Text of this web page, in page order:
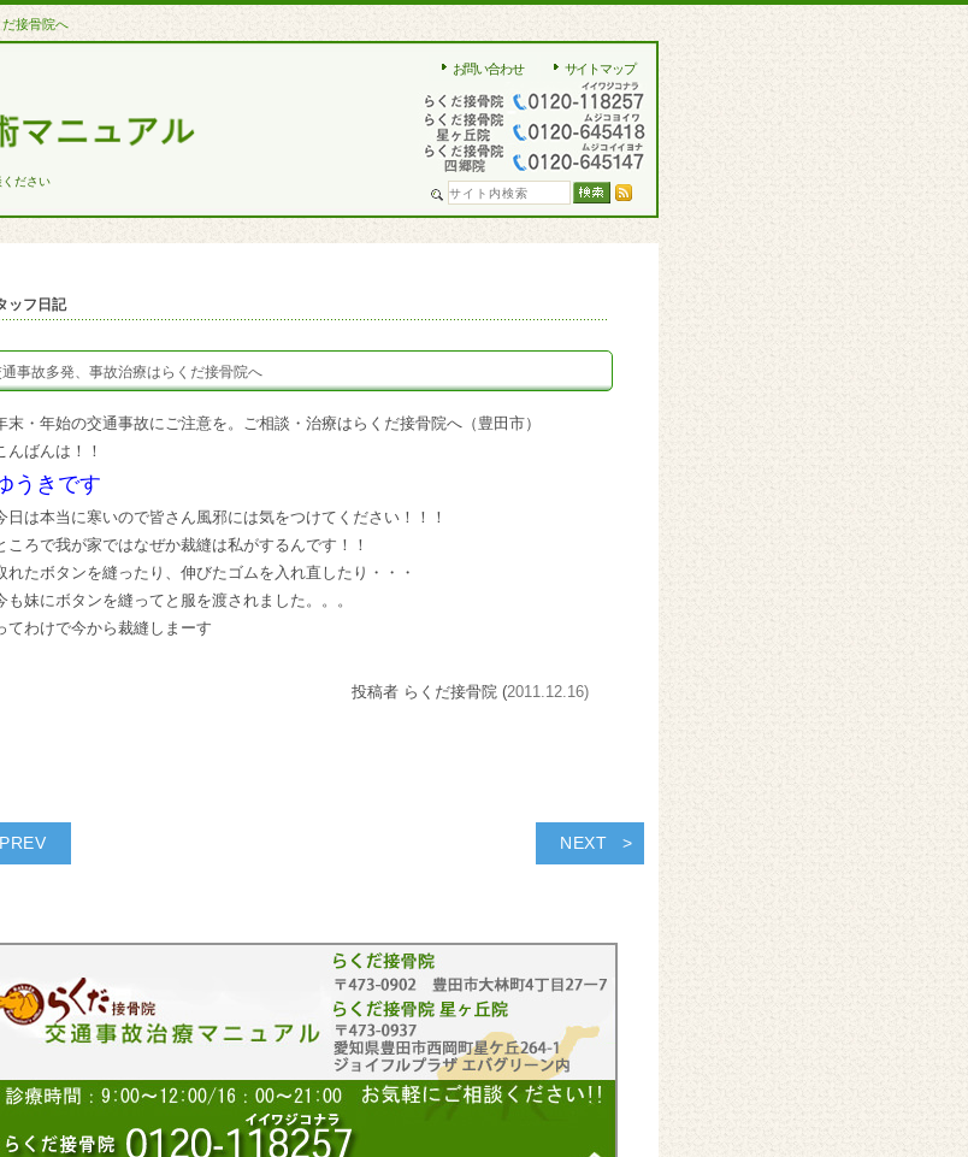
接骨院へ
ださい
お問い合わせ サイトマップ
ッフ日記
事故多発、事故治療はらくだ接骨院へ
末・年始の交通事故にご注意を。ご相談・治療はらくだ接骨院へ（豊田市）
んばんは！！
うきです
日は本当に寒いので皆さん風邪には気をつけてください！！！
ころで我が家ではなぜか裁縫は私がするんです！！
れたボタンを縫ったり、伸びたゴムを入れ直したり・・・
も妹にボタンを縫ってと服を渡されました。。。
てわけで今から裁縫しまーす
投稿者 らくだ接骨院 (2011.12.16)
PREV NEXT